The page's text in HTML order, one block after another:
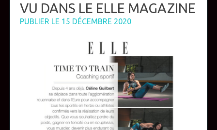
VU DANS LE ELLE MAGAZINE
PUBLIER LE 15 DÉCEMBRE 2020